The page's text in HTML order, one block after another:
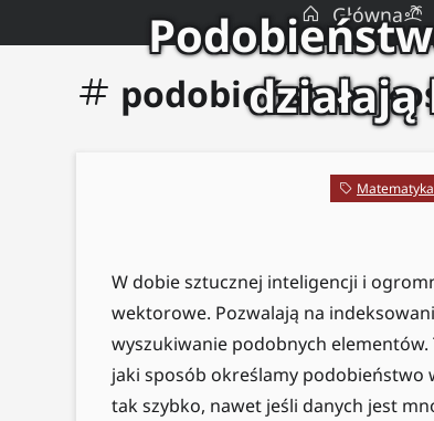
Główna
podobieństwo
Matematyka
W dobie sztucznej inteligencji i
wektorowe. Pozwalają na
wyszukiwanie podobnych
jaki sposób określamy podobieństwo
tak szybko, nawet jeśli danych jest